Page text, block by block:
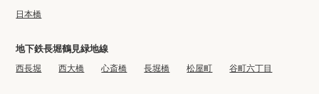
日本橋
地下鉄長堀鶴見緑地線
西長堀 西大橋 心斎橋 長堀橋 松屋町 谷町六丁目